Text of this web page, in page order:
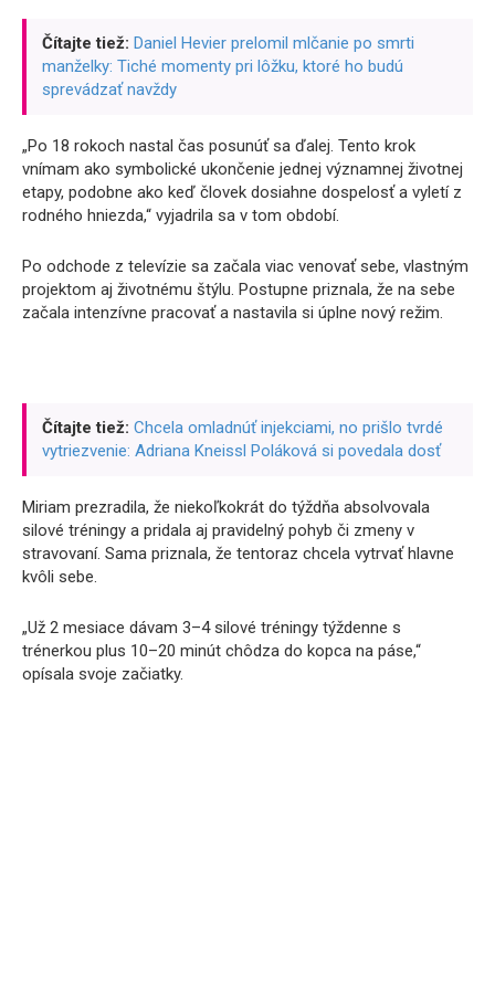
Čítajte tiež: Daniel Hevier prelomil mlčanie po smrti
manželky: Tiché momenty pri lôžku, ktoré ho budú
sprevádzať navždy
„Po 18 rokoch nastal čas posunúť sa ďalej. Tento krok
vnímam ako symbolické ukončenie jednej významnej životnej
etapy, podobne ako keď človek dosiahne dospelosť a vyletí z
rodného hniezda,“ vyjadrila sa v tom období.
Po odchode z televízie sa začala viac venovať sebe, vlastným
projektom aj životnému štýlu. Postupne priznala, že na sebe
začala intenzívne pracovať a nastavila si úplne nový režim.
Čítajte tiež: Chcela omladnúť injekciami, no prišlo tvrdé
vytriezvenie: Adriana Kneissl Poláková si povedala dosť
Miriam prezradila, že niekoľkokrát do týždňa absolvovala
silové tréningy a pridala aj pravidelný pohyb či zmeny v
stravovaní. Sama priznala, že tentoraz chcela vytrvať hlavne
kvôli sebe.
„Už 2 mesiace dávam 3–4 silové tréningy týždenne s
trénerkou plus 10–20 minút chôdza do kopca na páse,“
opísala svoje začiatky.